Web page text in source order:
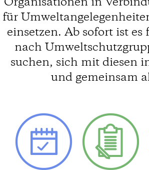
für
einsetzen. Ab sofort ist
nach
suchen, sich mit diesen
und gemeinsam